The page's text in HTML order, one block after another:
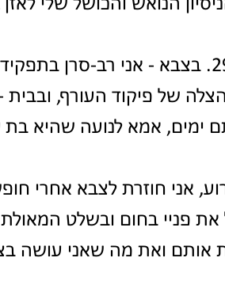
הנואש והכושל שלי
אני של 2001 - אישה בת 29. בצבא - אני רב-
של פיקוד העורף,
ימים, אמא לנועה שהיא בת
אני חוזרת לצבא אחרי
את פניי בחום ובשלט
אותם ואת מה שאני עושה